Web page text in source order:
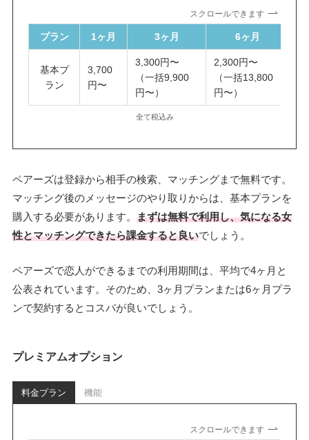
スクロールできます
プラン 1ヶ月 3ヶ月 6ヶ月
基本プ
ラン
3,700
円〜
3,300円〜
（一括9,900
円〜）
2,300円〜
（一括13,800
円〜）
全て税込み
ペアーズは登録から相手の検索、マッチングまで無料です。
マッチング後のメッセージのやり取りからは、基本プランを
購入する必要があります。 まずは無料で利用し、気になる女
性とマッチングできたら課金すると良いでしょう。
ペアーズで恋人ができるまでの利用期間は、平均で4ヶ月と
公表されています。そのため、3ヶ月プランまたは6ヶ月プラ
ンで契約するとコスパが良いでしょう。
プレミアムオプション
料金プラン 機能
スクロールできます